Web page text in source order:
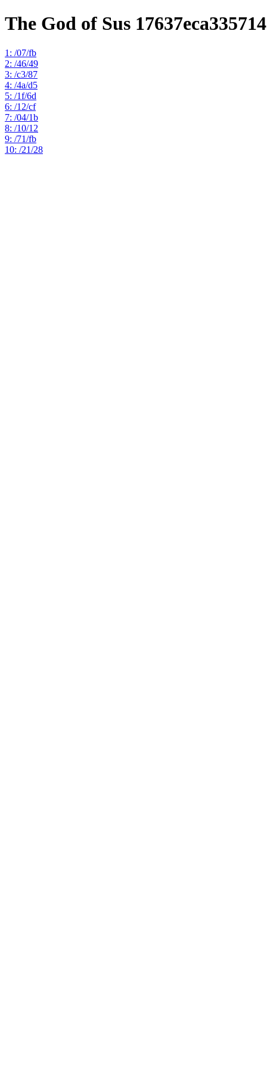
The God of Sus
1: /07/fb
2: /46/49
3: /c3/87
4: /4a/d5
5: /1f/6d
6: /12/cf
7: /04/1b
8: /10/12
9: /71/fb
10: /21/28